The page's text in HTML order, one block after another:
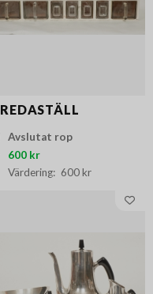
REDASTÄLL
Avslutat rop
600 kr
600 kr